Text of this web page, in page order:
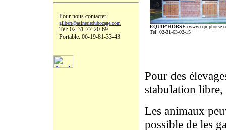
Pour nous contacter:
gilbert@asineriedubocage.com
Tél: 02-31-77-20-69
Portable: 06-19-81-33-43
EQUIP'HORSE
Tél: 02-31-63-02-15
Pour des
stabulation
Les animaux
possible de les